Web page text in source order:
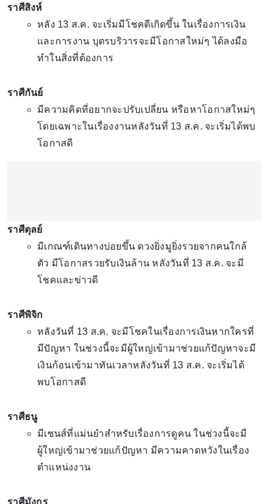
ราศีสิงห์
หลัง 13 ส.ค. จะเริ่มมีโชคดีเกิดขึ้น ในเรื่องการเงิน
และการงาน บุตรบริวารจะมีโอกาสใหม่ๆ ได้ลงมือ
ทำในสิ่งที่ต้องการ
ราศีกันย์
มีความคิดที่อยากจะปรับเปลี่ยน หรือหาโอกาสใหม่ๆ
โดยเฉพาะในเรื่องงานหลังวันที่ 13 ส.ค. จะเริ่มได้พบ
โอกาสดี
ราศีตุลย์
มีเกณฑ์เดินทางบ่อยขึ้น ดวงยิ่งมูยิ่งรวยจากคนใกล้
ตัว มีโอกาสรวยรับเงินล้าน หลังวันที่ 13 ส.ค. จะมี
โชคและข่าวดี
ราศีพิจิก
หลังวันที่ 13 ส.ค. จะมีโชคในเรื่องการเงินหากใครที่
มีปัญหา ในช่วงนี้จะมีผู้ใหญ่เข้ามาช่วยแก้ปัญหาจะมี
เงินก้อนเข้ามาทันเวลาหลังวันที่ 13 ส.ค. จะเริ่มได้
พบโอกาสดี
ราศีธนู
มีเซนส์ที่แม่นยำสำหรับเรื่องการดูคน ในช่วงนี้จะมี
ผู้ใหญ่เข้ามาช่วยแก้ปัญหา มีความคาดหวังในเรื่อง
ตำแหน่งงาน
ราศีมังกร